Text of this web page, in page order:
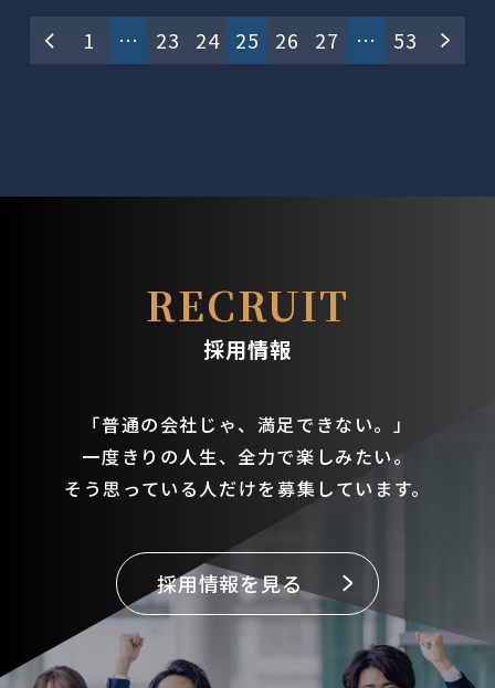
投
ー
1 … 23 24 25 26 27 … 53
RECRUIT
採用情報
「普通の会社じゃ、満足できない。」
一度きりの人生、全力で楽しみたい。
そう思っている人だけを募集しています。
採用情報を見る